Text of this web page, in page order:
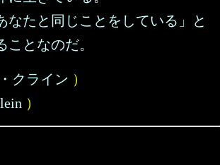
たと同じことをしている」と
ことなのだ。
クライン ）
）